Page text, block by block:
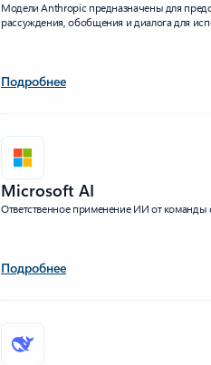
Модели Anthropic предназначены для
рассуждения, обобщения и диалога для
Подробнее
Microsoft AI
Ответственное применение ИИ от команды
Подробнее